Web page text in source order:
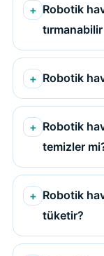
Robotik
Robotik
Robotik
temizler
Robotik
tüketir?